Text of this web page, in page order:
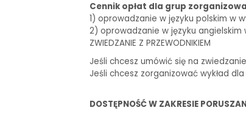
Cennik opłat dla grup
1) oprowadzanie w języku polskim w
2) oprowadzanie w języku angielskim
ZWIEDZANIE Z PRZEWODNIKIEM
Jeśli chcesz umówić się na
Jeśli chcesz zorganizować wykład
DOSTĘPNOŚĆ W ZAKRESIE